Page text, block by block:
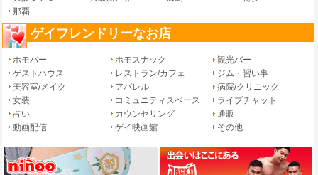
那覇
ゲイフレンドリーなお店
ホモバー ホモスナック
観光バー
ゲストハウス
レストラン/カフェ
ジム・習い事
美容室/メイク
アパレル
病院/クリニック
女装
コミュニティスペース
ライブチャット
占い
カウンセリング
通販
動画配信
ゲイ映画館 その他